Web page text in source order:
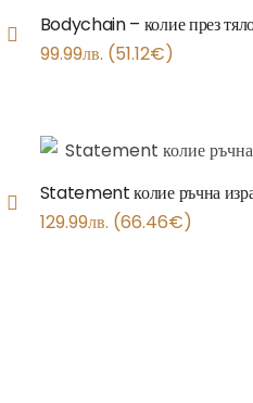
Bodychain – колие през
99.99лв. (51.12€)
Statement колие ръчна
129.99лв. (66.46€)